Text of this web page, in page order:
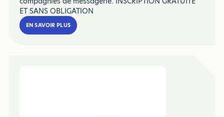
ET SANS OBLIGATION
EN SAVOIR PLUS